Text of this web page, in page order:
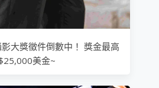
大獎徵件倒數中！ 獎金最高
美金~